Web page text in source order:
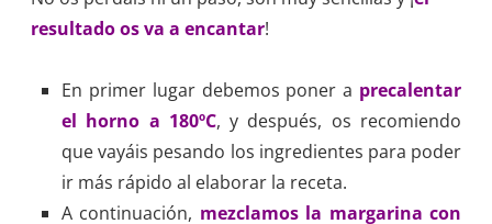
resultado os va a encantar!
En primer lugar debemos poner a precalentar
el horno a 180ºC, y después, os recomiendo
que vayáis pesando los ingredientes para poder
ir más rápido al elaborar la receta.
A continuación, mezclamos la margarina con